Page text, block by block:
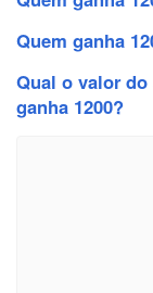
Quem ganha
Qual o valor do
ganha 1200?